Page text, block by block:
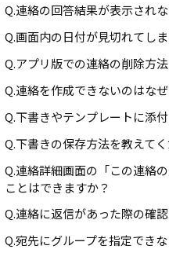
Q.連絡の回答結果が表示され
Q.画面内の日付が見切れてし
Q.アプリ版での連絡の削除方
Q.連絡を作成できないのはな
Q.下書きやテンプレートに添
Q.下書きの保存方法を教えてく
Q.連絡詳細画面の「この連絡
ことはできますか？
Q.連絡に返信があった際の確
Q.宛先にグループを指定でき